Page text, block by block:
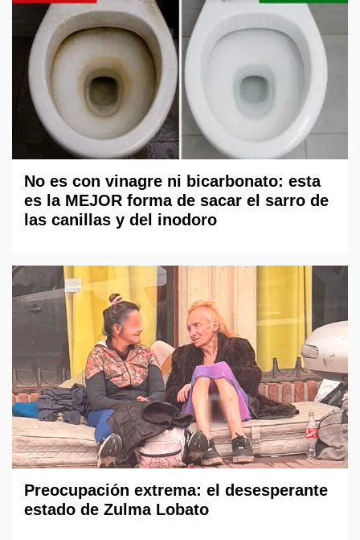
No es con vinagre ni bicarbonato: esta
es la MEJOR forma de sacar el sarro de
las canillas y del inodoro
Preocupación extrema: el desesperante
estado de Zulma Lobato